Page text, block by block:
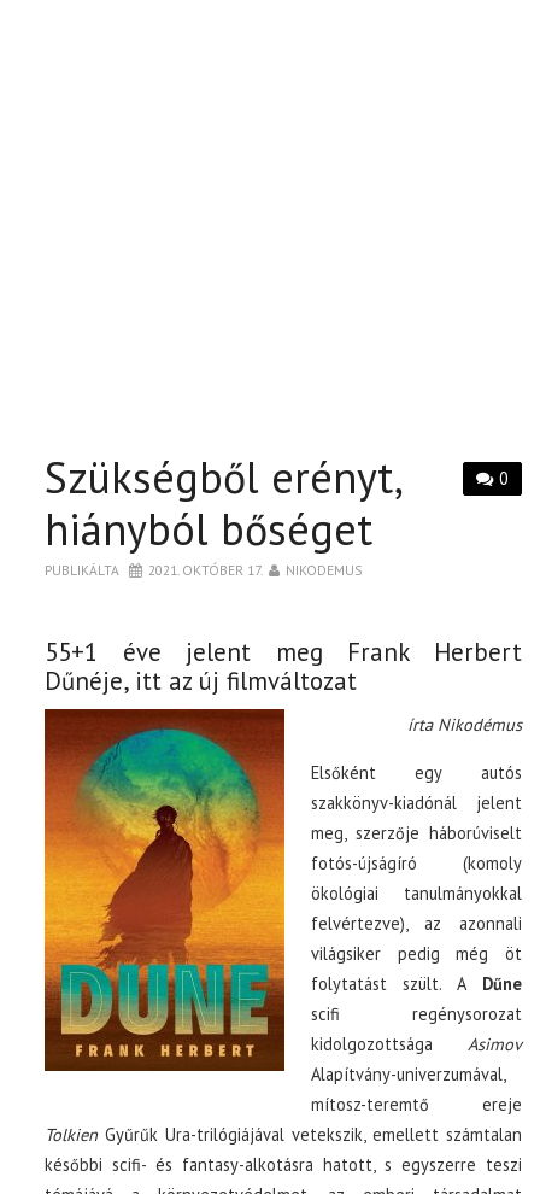
0
Szükségből erényt,
hiányból bőséget
PUBLIKÁLTA 2021. OKTÓBER 17. NIKODEMUS
55+1 éve jelent meg Frank Herbert
Dűnéje, itt az új filmváltozat
írta Nikodémus
Elsőként egy autós
szakkönyv-kiadónál jelent
meg, szerzője háborúviselt
fotós-újságíró (komoly
ökológiai tanulmányokkal
felvértezve), az azonnali
világsiker pedig még öt
folytatást szült. A Dűne
scifi regénysorozat
kidolgozottsága Asimov
Alapítvány-univerzumával,
mítosz-teremtő ereje
TolkienGyűrűk Ura-trilógiájával vetekszik, emellett számtalan
későbbi scifi- és fantasy-alkotásra hatott, s egyszerre teszi